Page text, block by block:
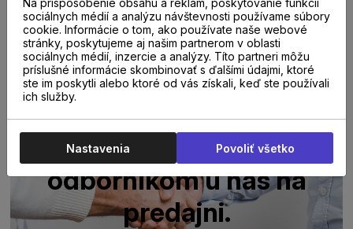
72,00 € m² s DPH
Poraďte sa s
odborníkom u nás na
predajni.
Na prispôsobenie obsahu a reklám, poskytovanie funkcií
sociálnych médií a analýzu návštevnosti používame súbory
cookie. Informácie o tom, ako používate naše webové
stránky, poskytujeme aj našim partnerom v oblasti
sociálnych médií, inzercie a analýzy. Títo partneri môžu
príslušné informácie skombinovať s ďalšími údajmi, ktoré
ste im poskytli alebo ktoré od vás získali, keď ste používali
ich služby.
Nastavenia Povoliť všetko